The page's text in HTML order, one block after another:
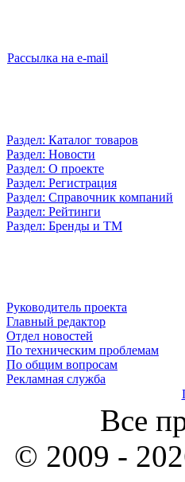
Рассылка на e-mail
Раздел: Каталог товаров
Раздел: Новости
Раздел: О проекте
Раздел: Регистрация
Раздел: Справочник компаний
Раздел: Рейтинги
Раздел: Бренды и ТМ
Руководитель проекта
Главный редактор
Отдел новостей
По техническим проблемам
По общим вопросам
Рекламная служба
Все
© 2009 -